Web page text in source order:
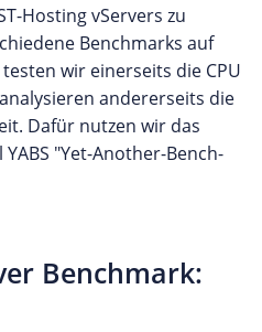
Hosting vServers zu
Benchmarks auf
wir einerseits die CPU
andererseits die
Dafür nutzen wir das
"Yet-Another-Bench-
Benchmark: